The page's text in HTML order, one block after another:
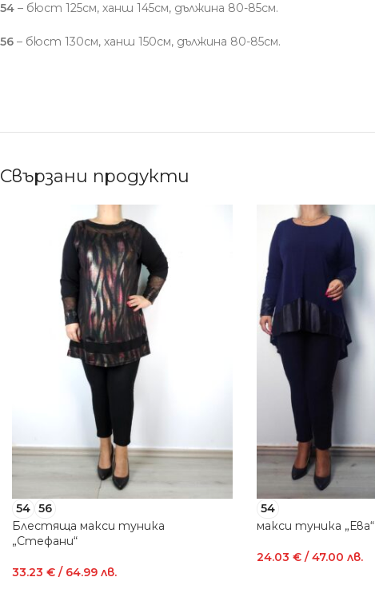
54 – бюст 125см, ханш 145см, дължина 80-85см.
56 – бюст 130см, ханш 150см, дължина 80-85см.
Свързани продукти
54 56
Блестяща макси туника
„Стефани“
33.23 € / 64.99 лв.
54
макси туника „Ева“
24.03 €/ 47.00 лв.